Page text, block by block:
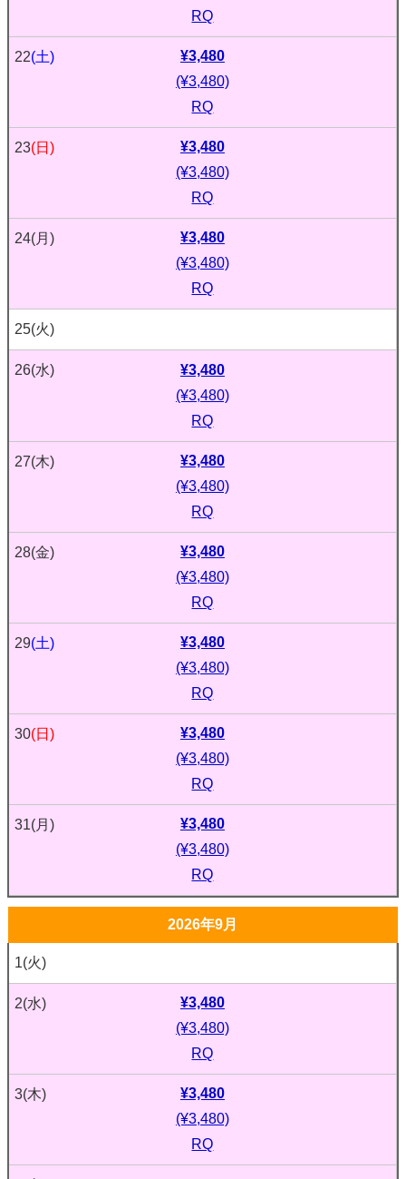
RQ
22(土)
¥3,480
(¥3,480)
RQ
23(日)
¥3,480
(¥3,480)
RQ
24(月)
¥3,480
(¥3,480)
RQ
25(火)
26(水)
¥3,480
(¥3,480)
RQ
27(木)
¥3,480
(¥3,480)
RQ
28(金)
¥3,480
(¥3,480)
RQ
29(土)
¥3,480
(¥3,480)
RQ
30(日)
¥3,480
(¥3,480)
RQ
31(月)
¥3,480
(¥3,480)
RQ
2026年9月
1(火)
2(水)
¥3,480
(¥3,480)
RQ
3(木)
¥3,480
(¥3,480)
RQ